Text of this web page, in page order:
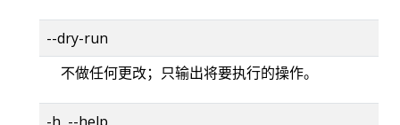
--dry-run
不做任何更改；只输出将要执行的操作。